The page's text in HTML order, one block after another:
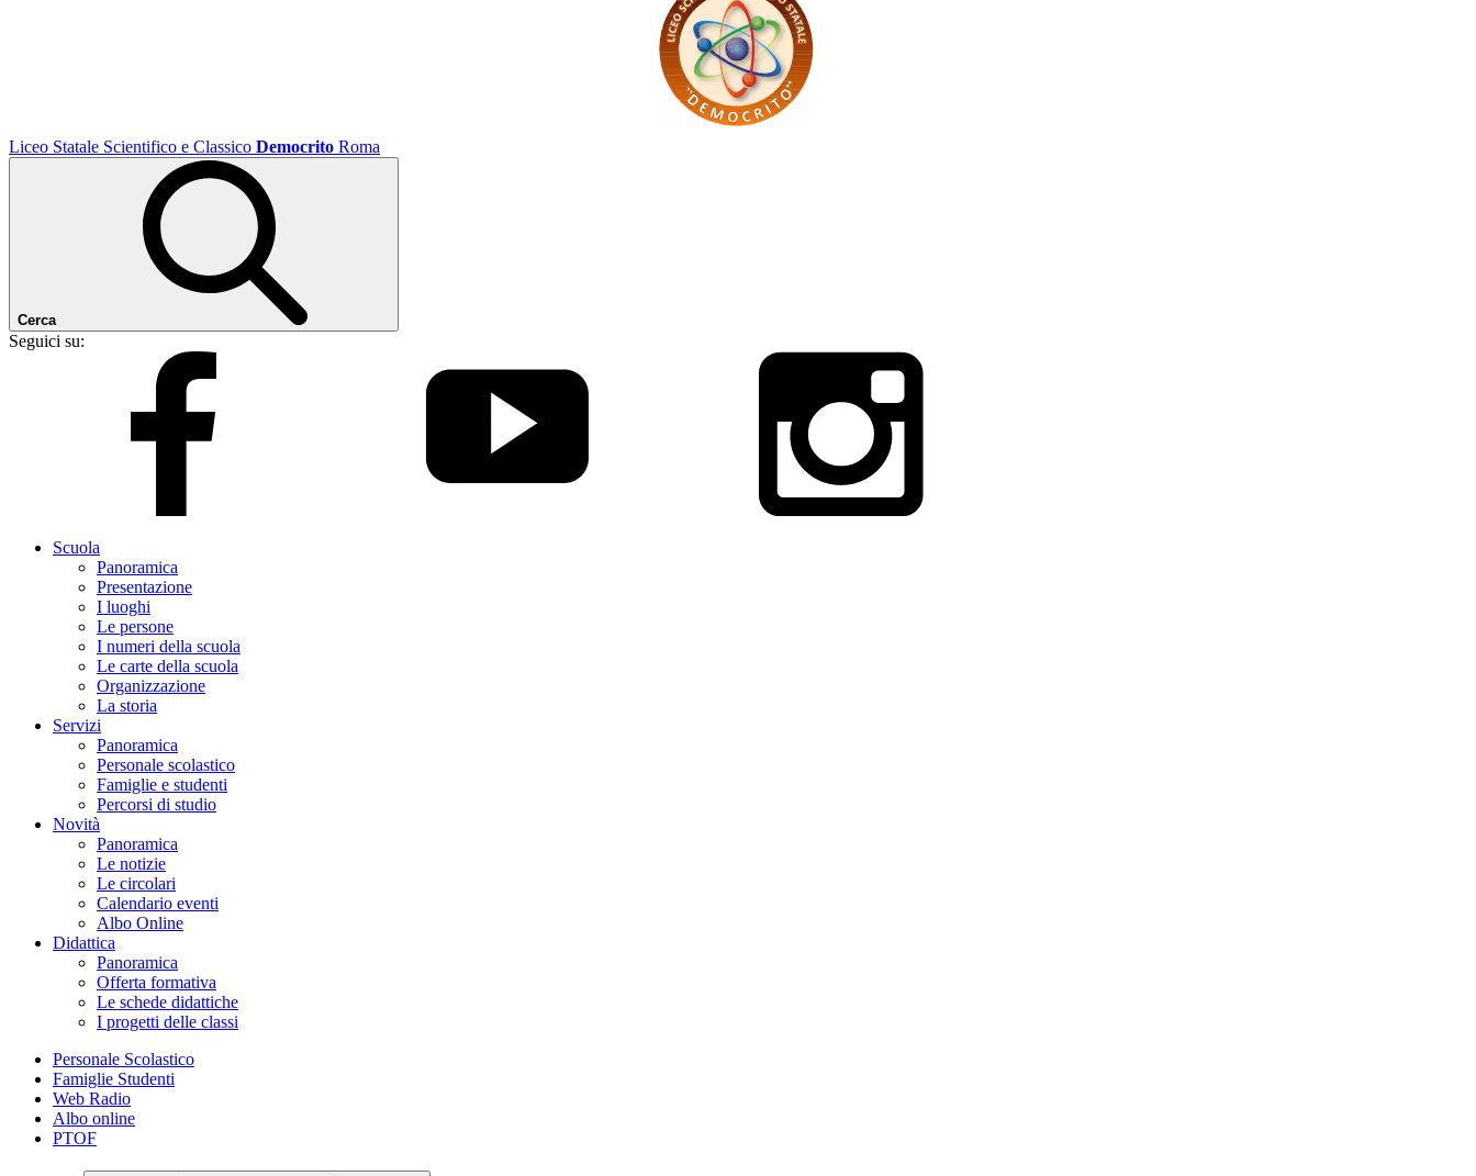
Liceo Statale Scientifico e Classico Democrito Roma
Cerca
Seguici su:
Scuola
Panoramica
Presentazione
I luoghi
Le persone
I numeri della scuola
Le carte della scuola
Organizzazione
La storia
Servizi
Panoramica
Personale scolastico
Famiglie e studenti
Percorsi di studio
Novità
Panoramica
Le notizie
Le circolari
Calendario eventi
Albo Online
Didattica
Panoramica
Offerta formativa
Le schede didattiche
I progetti delle classi
Personale Scolastico
Famiglie Studenti
Web Radio
Albo online
PTOF